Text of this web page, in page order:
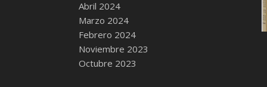
Abril 2024
Marzo 2024
Febrero 2024
Noviembre 2023
Octubre 2023